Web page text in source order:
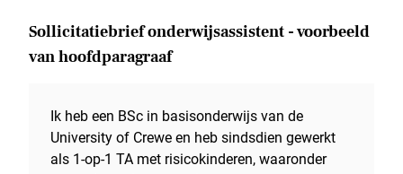
Sollicitatiebrief onderwijsassistent - voorbeeld
van hoofdparagraaf
Ik heb een BSc in basisonderwijs van de
University of Crewe en heb sindsdien gewerkt
als 1-op-1 TA met risicokinderen, waaronder